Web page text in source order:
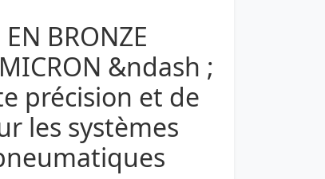
BRONZE
&ndash ;
précision et de
les systèmes